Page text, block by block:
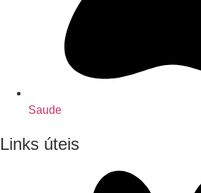
Saude
Links úteis